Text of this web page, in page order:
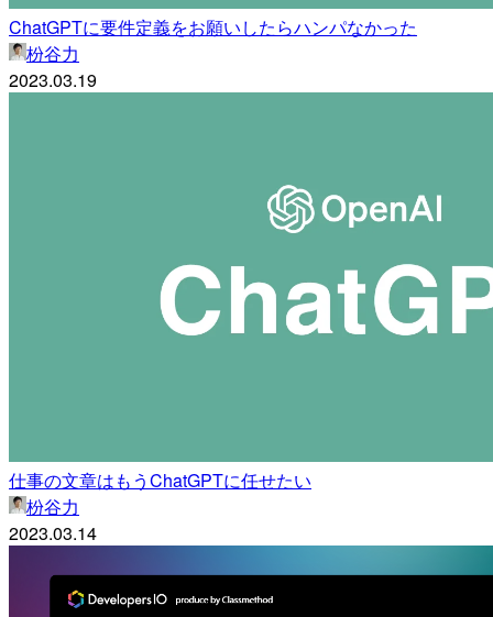
ChatGPTに要件定義をお願いしたらハンパなかった
枌谷力
2023.03.19
仕事の文章はもうChatGPTに任せたい
枌谷力
2023.03.14